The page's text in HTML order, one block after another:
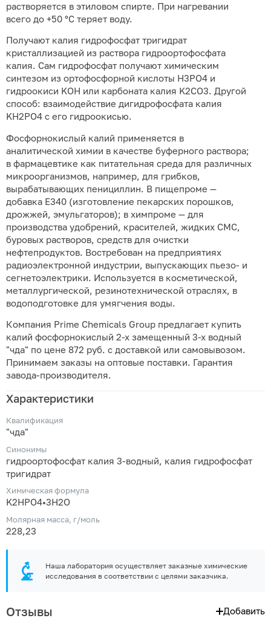
растворяется в этиловом спирте. При нагревании
всего до +50 °С теряет воду.
Получают калия гидрофосфат тригидрат
кристаллизацией из раствора гидроортофосфата
калия. Сам гидрофосфат получают химическим
синтезом из ортофосфорной кислоты H3PO4 и
гидроокиси KOH или карбоната калия K2CO3. Другой
способ: взаимодействие дигидрофосфата калия
KH2PO4 с его гидроокисью.
Фосфорнокислый калий применяется в
аналитической химии в качестве буферного раствора;
в фармацевтике как питательная среда для различных
микроорганизмов, например, для грибков,
вырабатывающих пенициллин. В пищепроме —
добавка Е340 (изготовление пекарских порошков,
дрожжей, эмульгаторов); в химпроме — для
производства удобрений, красителей, жидких СМС,
буровых растворов, средств для очистки
нефтепродуктов. Востребован на предприятиях
радиоэлектронной индустрии, выпускающих пьезо- и
сегнетоэлектрики. Используется в косметической,
металлургической, резинотехнической отраслях, в
водоподготовке для умягчения воды.
Компания Prime Chemicals Group предлагает купить
калий фосфорнокислый 2-х замещенный 3-х водный
"чда" по цене 872 руб. с доставкой или самовывозом.
Принимаем заказы на оптовые поставки. Гарантия
завода-производителя.
Характеристики
Квалификация
"чда"
Синонимы
гидроортофосфат калия 3-водный, калия гидрофосфат
тригидрат
Химическая формула
K2HPO4•3H2O
Молярная масса, г/моль
228,23
Наша лаборатория осуществляет заказные химические
исследования в соответствии с целями заказчика.
Отзывы Добавить